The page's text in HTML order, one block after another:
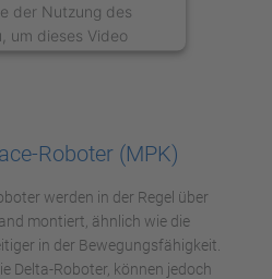
der Nutzung des
um dieses Video
Usercentrics Consent
Platform
Roboter (MPK)
werden in der Regel über
montiert, ähnlich wie die
in der Bewegungsfähigkeit.
Delta-Roboter, können jedoch